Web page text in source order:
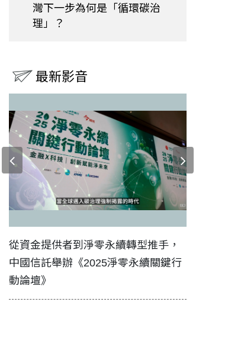
灣下一步為何是「循環碳治
理」？
最新影音
從資金提供者到淨零永續轉型推手，
中國信託舉辦《2025淨零永續關鍵行
動論壇》